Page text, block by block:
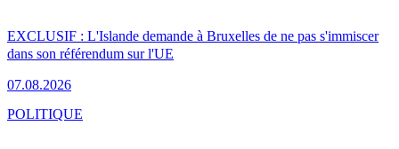
EXCLUSIF : L'Islande demande à Bruxelles de ne pas s'immiscer
dans son référendum sur l'UE
07.08.2026
POLITIQUE